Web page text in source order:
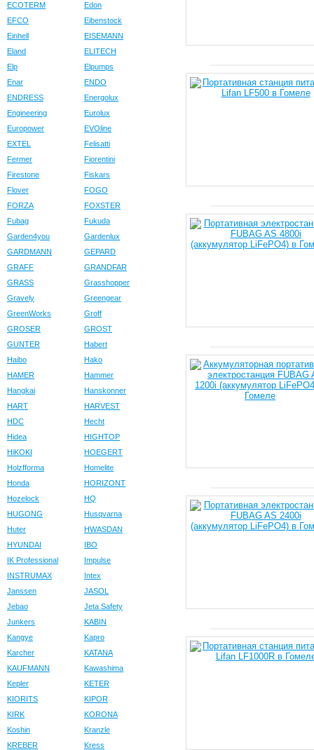
ECOTERM
Edon
EFCO
Eibenstock
Einhell
EISEMANN
Eland
ELITECH
Elp
Elpumps
Enar
ENDO
ENDRESS
Energolux
Engineering
Eurolux
Europower
EVOline
EXTEL
Felisatti
Fermer
Fiorentini
Firestone
Fiskars
Flover
FOGO
FORZA
FOXSTER
Fubag
Fukuda
Garden4you
Gardenlux
GARDMANN
GEPARD
GRAFF
GRANDFAR
GRASS
Grasshopper
Gravely
Greengear
GreenWorks
Groff
GROSER
GROST
GUNTER
Habert
Haibo
Hako
HAMER
Hammer
Hangkai
Hanskonner
HART
HARVEST
HDC
Hecht
Hidea
HIGHTOP
HiKOKI
HOEGERT
Holzfforma
Homelite
Honda
HORIZONT
Hozelock
HQ
HUGONG
Husqvarna
Huter
HWASDAN
HYUNDAI
IBO
IK Professional
Impulse
INSTRUMAX
Intex
Janssen
JASOL
Jebao
Jeta Safety
Junkers
KABIN
Kangye
Kapro
Karcher
KATANA
KAUFMANN
Kawashima
Kepler
KETER
KIORITS
KIPOR
KIRK
KORONA
Koshin
Kranzle
KREBER
Kress